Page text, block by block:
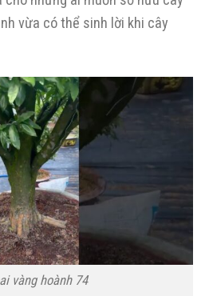
vừa có thể sinh lời khi cây
vàng hoành 74